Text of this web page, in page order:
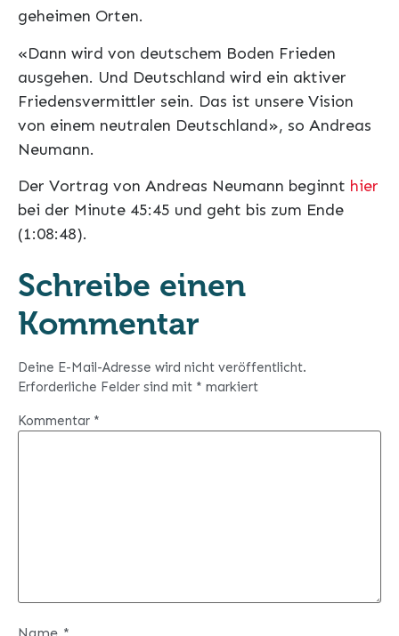
geheimen Orten.
«Dann wird von deutschem Boden Frieden
ausgehen. Und Deutschland wird ein aktiver
Friedensvermittler sein. Das ist unsere Vision
von einem neutralen Deutschland», so Andreas
Neumann.
Der Vortrag von Andreas Neumann beginnt hier
bei der Minute 45:45 und geht bis zum Ende
(1:08:48).
Schreibe einen
Kommentar
Deine E-Mail-Adresse wird nicht veröffentlicht.
Erforderliche Felder sind mit * markiert
Kommentar *